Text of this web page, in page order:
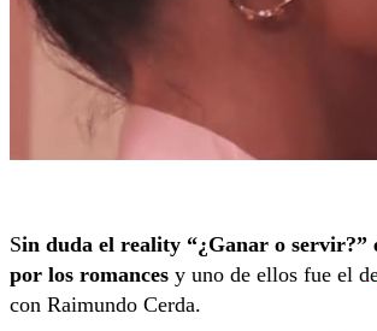
Sin duda el reality “¿Ganar o servir?”
por los romances y uno de ellos fue el
con Raimundo Cerda.